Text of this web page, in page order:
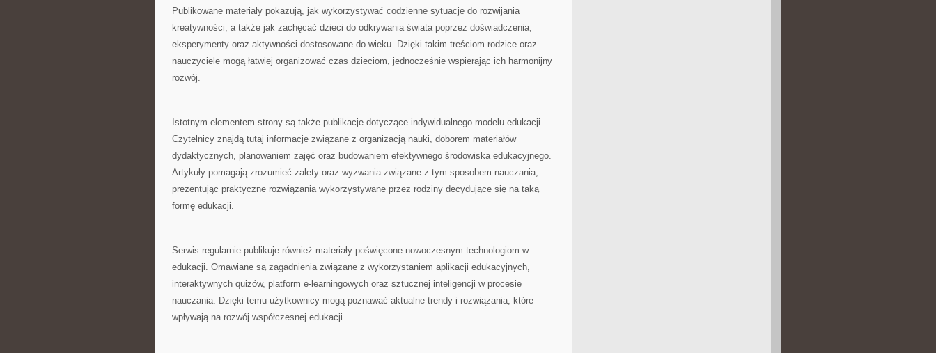
Publikowane materiały pokazują, jak wykorzystywać codzienne sytuacje do rozwijania
kreatywności, a także jak zachęcać dzieci do odkrywania świata poprzez doświadczenia,
eksperymenty oraz aktywności dostosowane do wieku. Dzięki takim treściom rodzice oraz
nauczyciele mogą łatwiej organizować czas dzieciom, jednocześnie wspierając ich harmonijny
rozwój.
Istotnym elementem strony są także publikacje dotyczące indywidualnego modelu edukacji.
Czytelnicy znajdą tutaj informacje związane z organizacją nauki, doborem materiałów
dydaktycznych, planowaniem zajęć oraz budowaniem efektywnego środowiska edukacyjnego.
Artykuły pomagają zrozumieć zalety oraz wyzwania związane z tym sposobem nauczania,
prezentując praktyczne rozwiązania wykorzystywane przez rodziny decydujące się na taką
formę edukacji.
Serwis regularnie publikuje również materiały poświęcone nowoczesnym technologiom w
edukacji. Omawiane są zagadnienia związane z wykorzystaniem aplikacji edukacyjnych,
interaktywnych quizów, platform e-learningowych oraz sztucznej inteligencji w procesie
nauczania. Dzięki temu użytkownicy mogą poznawać aktualne trendy i rozwiązania, które
wpływają na rozwój współczesnej edukacji.